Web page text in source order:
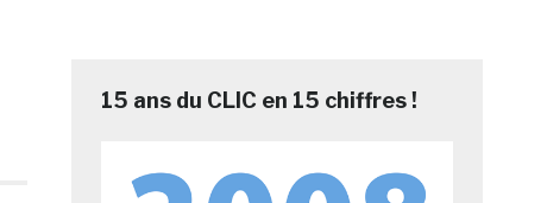
15 ans du CLIC en 15 chiffres !